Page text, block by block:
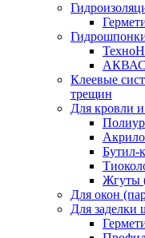
Клеевые
трещин
Для кровли
Бутил-
Жгуты
Для окон
Для